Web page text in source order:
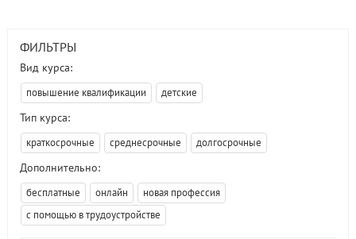
ФИЛЬТРЫ
Вид курса:
повышение квалификации детские
Тип курса:
краткосрочные среднесрочные долгосрочные
Дополнительно:
бесплатные онлайн
новая профессия
с помощью в трудоустройстве